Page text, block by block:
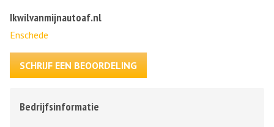
Ikwilvanmijnautoaf.nl
Enschede
SCHRIJF EEN BEOORDELING
Bedrijfsinformatie